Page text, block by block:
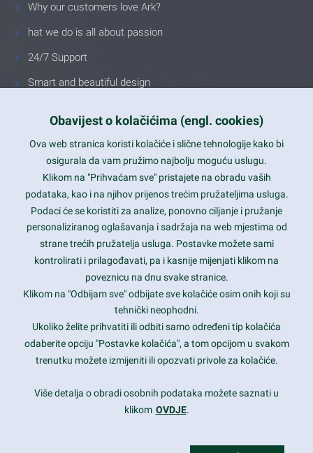
Why our customers love Ark?
hat we do is all about passion
24/7 Support
Smart and beautiful design
Latest trends and much more...
Contact Info
1600 Amphitheatre Parkway, Mountain View, CA 94043
prothemes.net@gmail.com
Daily: 9:00 am - 6:00 pm
Sunday: Closed
Copyright 2017FRESHFACE© All Rights Reserved
Obavijest o kolačićima (engl. cookies)
Ova web stranica koristi kolačiće i slične tehnologije kako bi
osigurala da vam pružimo najbolju moguću uslugu.
Klikom na "Prihvaćam sve" pristajete na obradu vaših
podataka, kao i na njihov prijenos trećim pružateljima usluga.
Podaci će se koristiti za analize, ponovno ciljanje i pružanje
personaliziranog oglašavanja i sadržaja na web mjestima od
strane trećih pružatelja usluga. Postavke možete sami
kontrolirati i prilagođavati, pa i kasnije mijenjati klikom na
poveznicu na dnu svake stranice.
Klikom na "Odbijam sve" odbijate sve kolačiće osim onih koji su
tehnički neophodni.
Ukoliko želite prihvatiti ili odbiti samo određeni tip kolačića
odaberite opciju "Postavke kolačića", a tom opcijom u svakom
trenutku možete izmijeniti ili opozvati privole za kolačiće.
Više detalja o obradi osobnih podataka možete saznati u
klikom OVDJE.